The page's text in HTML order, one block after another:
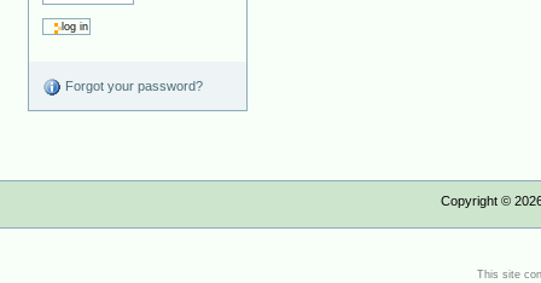
Forgot your password?
Copyright ©
This site